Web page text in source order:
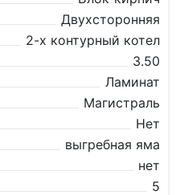
Двухсторонняя
2-х контурный котел
3.50
Ламинат
Магистраль
Нет
выгребная яма
нет
5